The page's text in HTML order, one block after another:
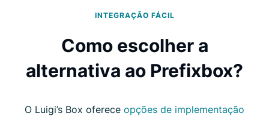
INTEGRAÇÃO FÁCIL
Como escolher a
alternativa ao Prefixbox?
O Luigi’s Box oferece opções de implementação